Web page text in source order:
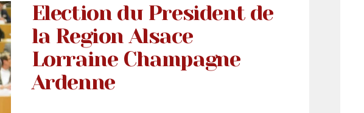
Election du President de
la Region Alsace
Lorraine Champagne
Ardenne